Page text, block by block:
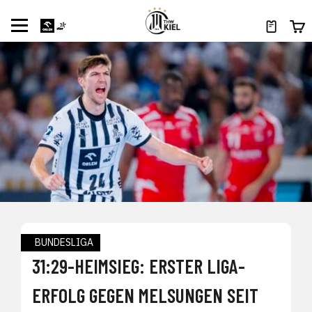
BUNDESLIGA
31:29-HEIMSIEG: ERSTER LIGA-
ERFOLG GEGEN MELSUNGEN SEIT